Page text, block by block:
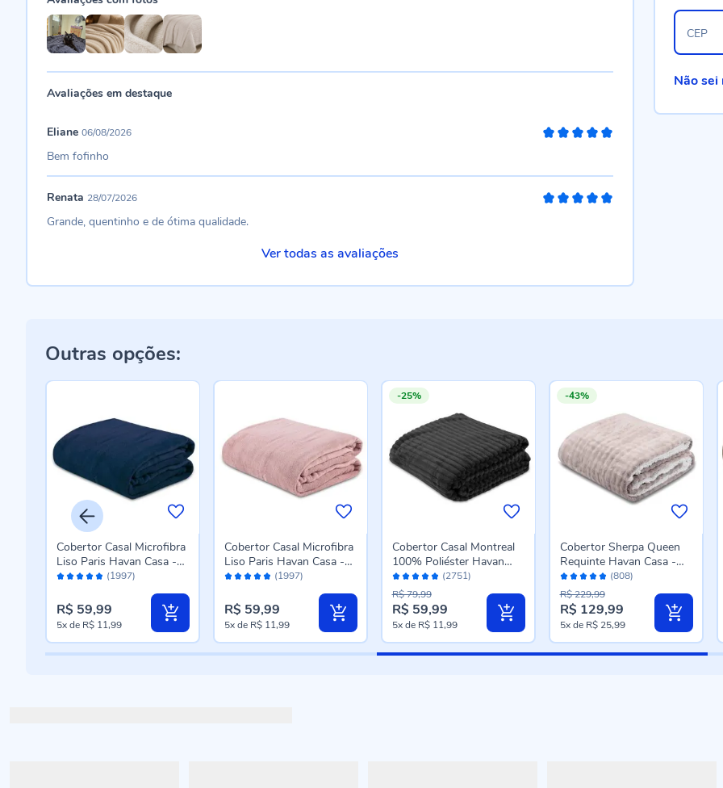
Avaliações em destaque
Eliane 06/08/2026
Bem fofinho
Renata 28/07/2026
Grande, quentinho e de ótima qualidade.
Ver todas as avaliações
CEP
Não sei
Outras opções:
Avaliação: (1997)
Cobertor Casal Microfibra
Liso Paris Havan Casa -
Azul Profundo
R$ 59,99
5xde R$ 11,99
Avaliação: (1997)
Cobertor Casal Microfibra
Liso Paris Havan Casa -
Rose
R$ 59,99
5xde R$ 11,99
-25%
Avaliação:
96%
(2751)
Cobertor Casal Montreal
100% Poliéster Havan
Casa - Carbono
Preço
especial
R$ 59,99
R$ 79,99
5xde R$ 11,99
-43%
Avaliação:
96%
(808)
Cobertor Sherpa Queen
Requinte Havan Casa -
Bege
Preço
especial
R$ 129,99
R$ 229,99
5xde R$ 25,99